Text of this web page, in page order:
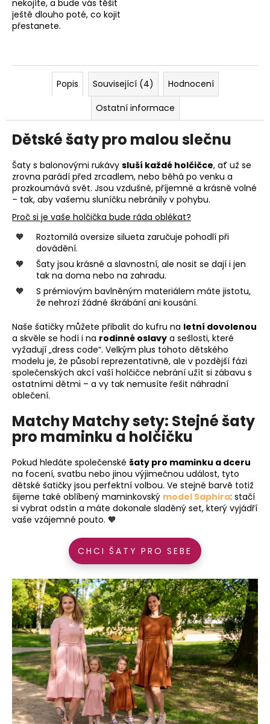
nekojíte, a bude vás těšit
ještě dlouho poté, co kojit
přestanete.
Popis Související (4)
Hodnocení
Ostatní informace
Dětské šaty pro malou slečnu
Šaty s balonovými rukávy sluší každé holčičce, ať už se
zrovna parádí před zrcadlem, nebo běhá po venku a
prozkoumává svět. Jsou vzdušné, příjemné a krásně volné
– tak, aby vašemu sluníčku nebránily v pohybu.
Proč si je vaše holčička bude ráda oblékat?
Roztomilá oversize silueta zaručuje pohodlí při
dovádění.
Šaty jsou krásné a slavnostní, ale nosit se dají i jen
tak na doma nebo na zahradu.
S prémiovým bavlněným materiálem máte jistotu,
že nehrozí žádné škrábání ani kousání.
Naše šatičky můžete přibalit do kufru na letní dovolenou
a skvěle se hodí i na rodinné oslavy a sešlosti, které
vyžadují „dress code“. Velkým plus tohoto dětského
modelu je, že působí reprezentativně, ale v pozdější fázi
společenských akcí vaší holčičce nebrání užít si zábavu s
ostatními dětmi – a vy tak nemusíte řešit náhradní
oblečení.
Matchy Matchy sety: Stejné šaty
pro maminku a holčičku
Pokud hledáte společenské šaty pro maminku a dceru
na focení, svatbu nebo jinou výjimečnou událost, tyto
dětské šatičky jsou perfektní volbou. Ve stejné barvě totiž
šijeme také oblíbený maminkovský model Saphira: stačí
si vybrat odstín a máte dokonale sladěný set, který vyjádří
vaše vzájemné pouto. 🧡
CHCI ŠATY PRO SEBE